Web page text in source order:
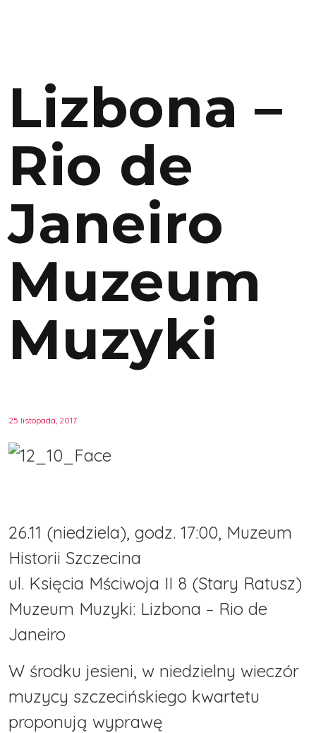
Lizbona –
Rio de
Janeiro
Muzeum
Muzyki
25 listopada, 2017
26.11 (niedziela), godz. 17:00, Muzeum
Historii Szczecina
ul. Księcia Mściwoja II 8 (Stary Ratusz)
Muzeum Muzyki: Lizbona – Rio de
Janeiro
W środku jesieni, w niedzielny wieczór
muzycy szczecińskiego kwartetu
proponują wyprawę